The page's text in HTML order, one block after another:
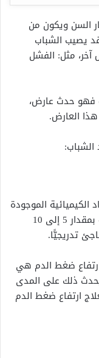
السن ويكون من
يصيب الشباب
مثل: الفشل
فهو حدث عارض،
العارض.
الكيميائية الموجودة
بالسجائر ترفع الضغط بعد التدخين مباشرة بمقدار 5 إلى 10
تدريجيًّا.
ارتفاع ضغط الدم هي
ذلك على المدى
ارتفاع ضغط الدم